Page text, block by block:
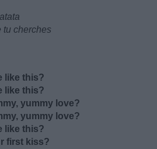
tu cherches
like this?
like this?
yummy love?
yummy love?
like this?
first kiss?